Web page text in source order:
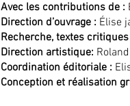
Avec les contributions de :
Direction d’ouvrage : Élise
Recherche, textes
Direction artistique:
Coordination éditoriale :
Conception et réalisation